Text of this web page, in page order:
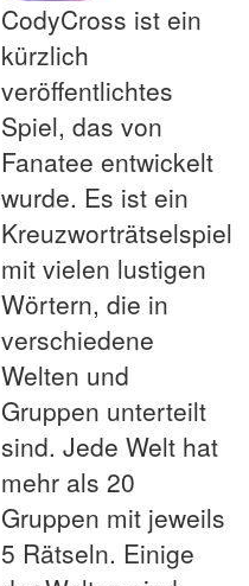
CodyCross ist ein
kürzlich
veröffentlichtes
Spiel, das von
Fanatee entwickelt
wurde. Es ist ein
Kreuzworträtselspiel
mit vielen lustigen
Wörtern, die in
verschiedene
Welten und
Gruppen unterteilt
sind. Jede Welt hat
mehr als 20
Gruppen mit jeweils
5 Rätseln. Einige